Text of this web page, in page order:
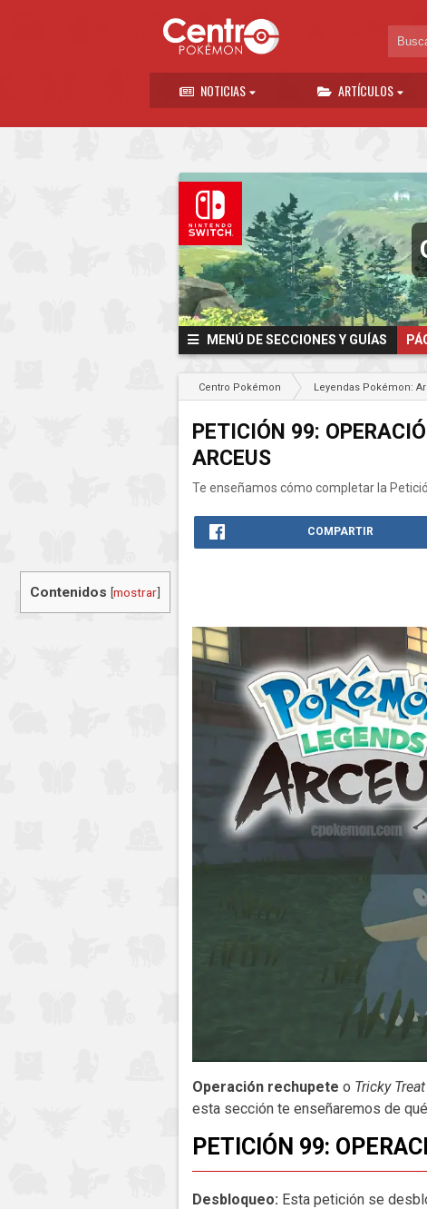
NOTICIAS ARTÍCULOS
MENÚ DE SECCIONES Y GUÍAS
Centro Pokémon Leyendas Pokémon:
PETICIÓN 99:
ARCEUS
Te enseñamos cómo completar la
COMPARTIR
Contenidos [mostrar]
Operación rechupete o Tricky
esta sección te enseñaremos de
PETICIÓN 99:
Desbloqueo: Esta petición se